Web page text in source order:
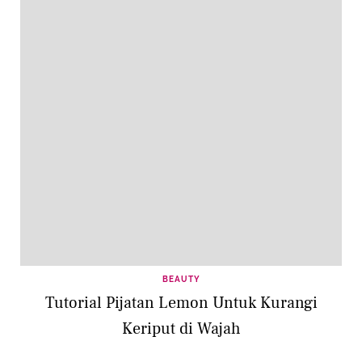
BEAUTY
Tutorial Pijatan Lemon Untuk Kurangi
Keriput di Wajah